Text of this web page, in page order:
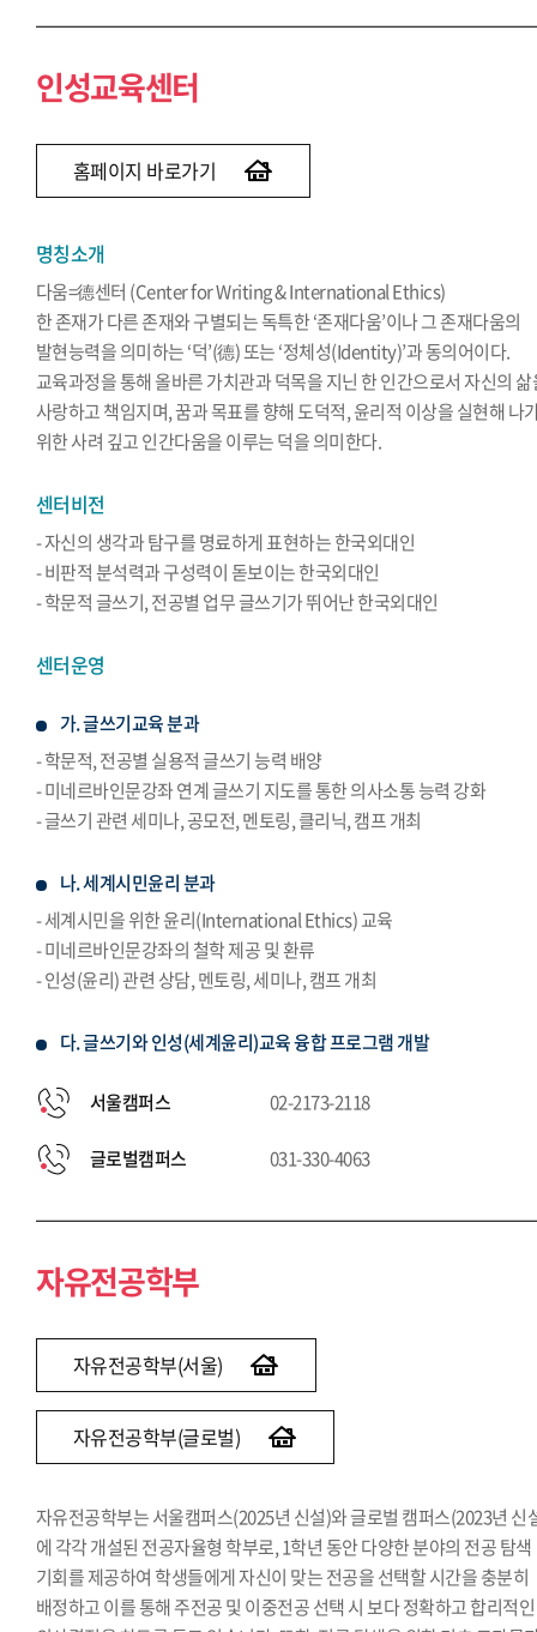
인성교육센터
홈페이지 바로가기
명칭소개
다움=德센터 (Center for Writing & International Ethics)
한 존재가 다른 존재와 구별되는 독특한 ‘존재다움’이나 그 존재다움의
발현능력을 의미하는 ‘덕’(德) 또는 ‘정체성(Identity)’과 동의어이다.
교육과정을 통해 올바른 가치관과 덕목을 지닌 한 인간으로서 자신의
사랑하고 책임지며, 꿈과 목표를 향해 도덕적, 윤리적 이상을 실현해 나
위한 사려 깊고 인간다움을 이루는 덕을 의미한다.
센터비전
- 자신의 생각과 탐구를 명료하게 표현하는 한국외대인
- 비판적 분석력과 구성력이 돋보이는 한국외대인
- 학문적 글쓰기, 전공별 업무 글쓰기가 뛰어난 한국외대인
센터운영
가. 글쓰기교육 분과
- 학문적, 전공별 실용적 글쓰기 능력 배양
- 미네르바인문강좌 연계 글쓰기 지도를 통한 의사소통 능력 강화
- 글쓰기 관련 세미나, 공모전, 멘토링, 클리닉, 캠프 개최
나. 세계시민윤리 분과
- 세계시민을 위한 윤리(International Ethics) 교육
- 미네르바인문강좌의 철학 제공 및 환류
- 인성(윤리) 관련 상담, 멘토링, 세미나, 캠프 개최
다. 글쓰기와 인성(세계윤리)교육 융합 프로그램 개발
서울캠퍼스 02-2173-2118
글로벌캠퍼스 031-330-4063
자유전공학부
자유전공학부(서울)
자유전공학부(글로벌)
자유전공학부는 서울캠퍼스(2025년 신설)와 글로벌 캠퍼스(2023년 신
에 각각 개설된 전공자율형 학부로, 1학년 동안 다양한 분야의 전공 탐색
기회를 제공하여 학생들에게 자신이 맞는 전공을 선택할 시간을 충분히
배정하고 이를 통해 주전공 및 이중전공 선택 시 보다 정확하고 합리적인